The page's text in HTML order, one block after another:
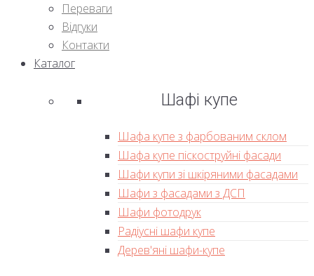
Переваги
Відгуки
Контакти
Каталог
Шафі купе
Шафа купе з фарбованим склом
Шафа купе піскоструйні фасади
Шафи купи зі шкіряними фасадами
Шафи з фасадами з ДСП
Шафи фотодрук
Радіусні шафи купе
Дерев'яні шафи-купе